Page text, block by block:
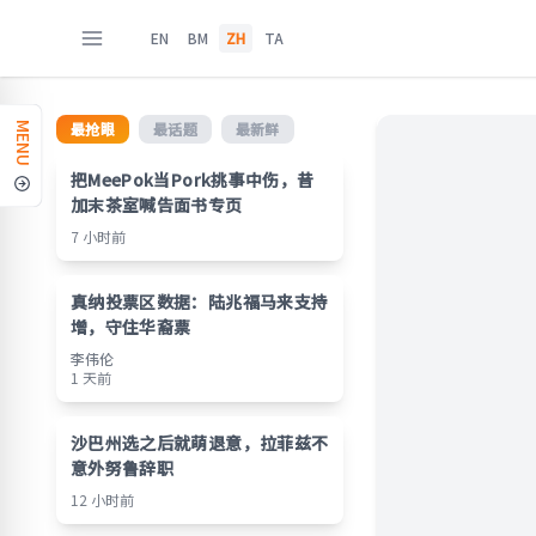
EN BM ZH TA
MENU 最抢眼 最话题 最新鲜
把MeePok当Pork挑事中伤，昔
加末茶室喊告面书专页
7 小时前
真纳投票区数据：陆兆福马来支持
增，守住华裔票
李伟伦
1 天前
沙巴州选之后就萌退意，拉菲兹不
意外努鲁辞职
12 小时前